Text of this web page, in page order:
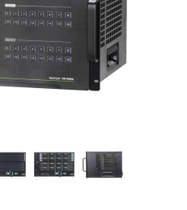
& WLAN
/ Kommunikation